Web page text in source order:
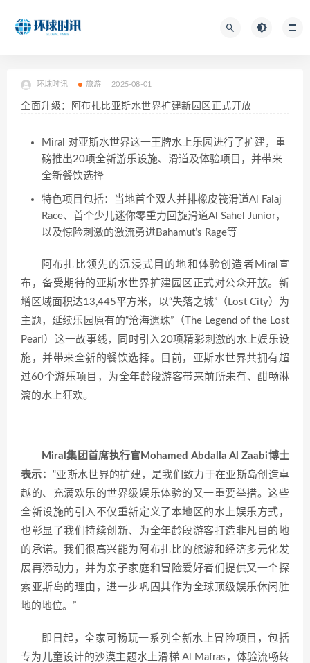
环球时讯 旅游 2025-08-01
全面升级：阿布扎比亚斯水世界扩建新园区正式开放
Miral 对亚斯水世界这一王牌水上乐园进行了扩建，重
磅推出20项全新游乐设施、滑道及体验项目，并带来
全新餐饮选择
特色项目包括：当地首个双人并排橡皮筏滑道Al Falaj
Race、首个少儿迷你零重力回旋滑道Al Sahel Junior，
以及惊险刺激的激流勇进Bahamut’s Rage等
阿布扎比领先的沉浸式目的地和体验创造者Miral宣
布，备受期待的亚斯水世界扩建园区正式对公众开放。新
增区域面积达13,445平方米，以“失落之城”（Lost City）为
主题，延续乐园原有的“沧海遗珠”（The Legend of the Lost
Pearl）这一故事线，同时引入20项精彩刺激的水上娱乐设
施，并带来全新的餐饮选择。目前，亚斯水世界共拥有超
过60个游乐项目，为全年龄段游客带来前所未有、酣畅淋
漓的水上狂欢。
Miral集团首席执行官Mohamed Abdalla Al Zaabi博士
表示 ：“亚斯水世界的扩建，是我们致力于在亚斯岛创造卓
越的、充满欢乐的世界级娱乐体验的又一重要举措。这些
全新设施的引入不仅重新定义了本地区的水上娱乐方式，
也彰显了我们持续创新、为全年龄段游客打造非凡目的地
的承诺。我们很高兴能为阿布扎比的旅游和经济多元化发
展再添动力，并为亲子家庭和冒险爱好者们提供又一个探
索亚斯岛的理由，进一步巩固其作为全球顶级娱乐休闲胜
地的地位。”
即日起，全家可畅玩一系列全新水上冒险项目，包括
专为儿童设计的沙漠主题水上滑梯 Al Mafras，体验流畅转